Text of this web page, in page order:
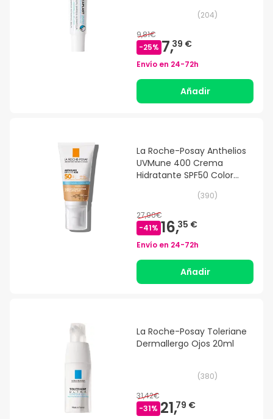
(204)
9,81€
-25% 7,39 €
Envío en 24-72h
Añadir
La Roche-Posay Anthelios
UVMune 400 Crema
Hidratante SPF50 Color
(390)
27,90€
-41% 16,35 €
Envío en 24-72h
Añadir
La Roche-Posay Toleriane
Dermallergo Ojos 20ml
(380)
31,42€
-31% 21,79 €